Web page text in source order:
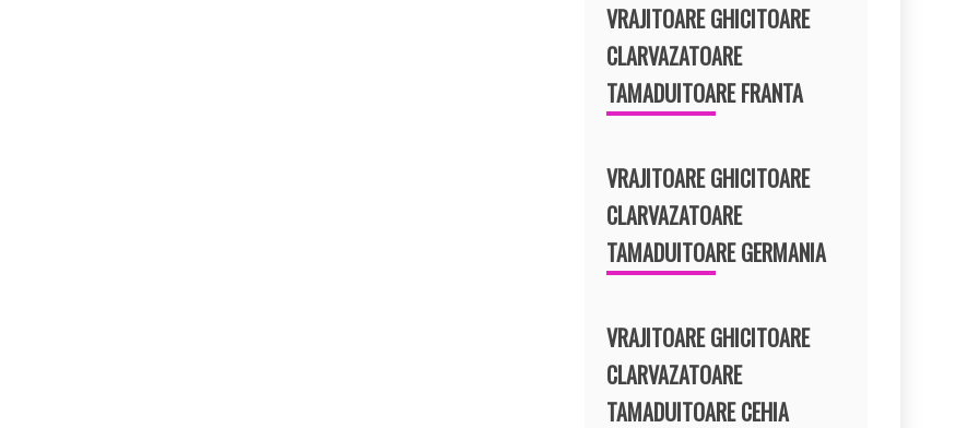
VRAJITOARE GHICITOARE
CLARVAZATOARE
TAMADUITOARE FRANTA
VRAJITOARE GHICITOARE
CLARVAZATOARE
TAMADUITOARE GERMANIA
VRAJITOARE GHICITOARE
CLARVAZATOARE
TAMADUITOARE CEHIA